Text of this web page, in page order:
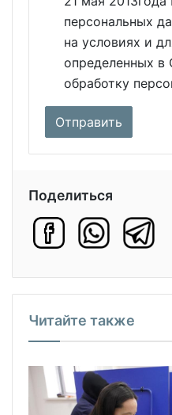
персональных
на условиях и
определенных в
обработку
Поделиться
Читайте также